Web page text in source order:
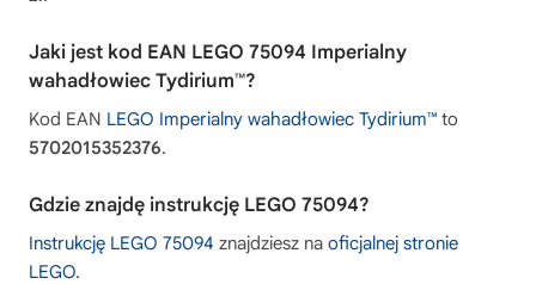
Jaki jest kod EAN LEGO 75094 Imperialny
wahadłowiec Tydirium™?
Kod EAN LEGO Imperialny wahadłowiec Tydirium™ to
5702015352376.
Gdzie znajdę instrukcję LEGO 75094?
Instrukcję LEGO 75094 znajdziesz na oficjalnej stronie
LEGO.